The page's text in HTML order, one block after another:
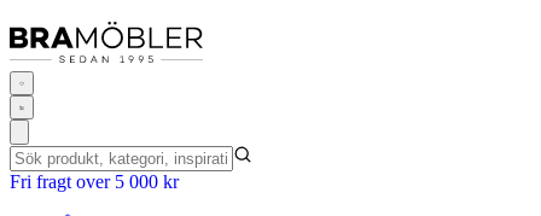
Fri fragt over 5 000 kr